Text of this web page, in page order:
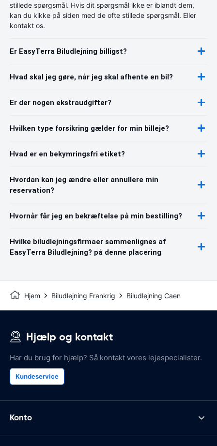
stillede spørgsmål. Hvis dit spørgsmål ikke er iblandt dem,
kan du kikke på siden med de ofte stillede spørgsmål. Eller
kontakt os.
Er EasyTerra Biludlejning billigst?
Hvad skal jeg gøre, når jeg skal afhente en bil?
Er der nogen ekstraudgifter?
Hvilken type forsikring gælder for min billeje?
Hvad er en bekymringsfri etiket?
Hvordan kan jeg ændre eller annullere min
reservation?
Hvornår får jeg en bekræftelse på min bestilling?
Hvilke biludlejningsfirmaer sammenlignes af
EasyTerra Biludlejning? på denne placering
Hjem Biludlejning Frankrig Biludlejning Caen
Hjælp og kontakt
Har du brug for hjælp? Så kontakt vores lejespecialister.
Kundeservice
Konto